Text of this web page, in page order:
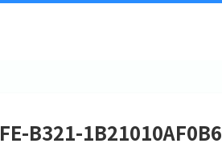
B321-1B21010AF0B6